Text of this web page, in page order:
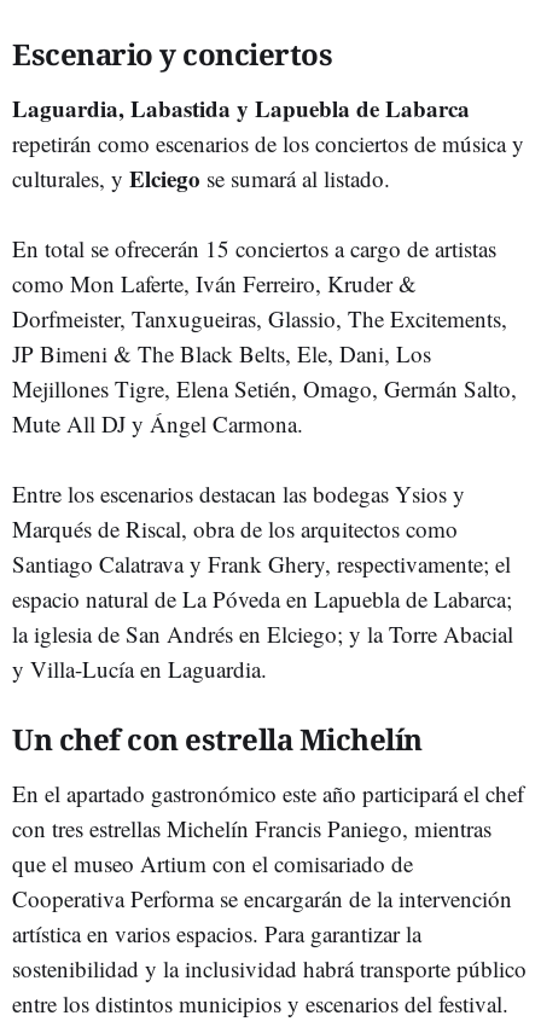
Escenario y conciertos
Laguardia, Labastida y Lapuebla de Labarca
repetirán como escenarios de los conciertos de música y
culturales, y Elciego se sumará al listado.
En total se ofrecerán 15 conciertos a cargo de artistas
como Mon Laferte, Iván Ferreiro, Kruder &
Dorfmeister, Tanxugueiras, Glassio, The Excitements,
JP Bimeni & The Black Belts, Ele, Dani, Los
Mejillones Tigre, Elena Setién, Omago, Germán Salto,
Mute All DJ y Ángel Carmona.
Entre los escenarios destacan las bodegas Ysios y
Marqués de Riscal, obra de los arquitectos como
Santiago Calatrava y Frank Ghery, respectivamente; el
espacio natural de La Póveda en Lapuebla de Labarca;
la iglesia de San Andrés en Elciego; y la Torre Abacial
y Villa-Lucía en Laguardia.
Un chef con estrella Michelín
En el apartado gastronómico este año participará el chef
con tres estrellas Michelín Francis Paniego, mientras
que el museo Artium con el comisariado de
Cooperativa Performa se encargarán de la intervención
artística en varios espacios. Para garantizar la
sostenibilidad y la inclusividad habrá transporte público
entre los distintos municipios y escenarios del festival.